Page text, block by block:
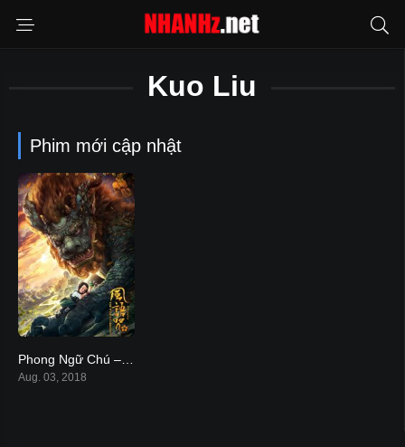
Kuo Liu
Phim mới cập nhật
7.1
Aug. 03, 2018